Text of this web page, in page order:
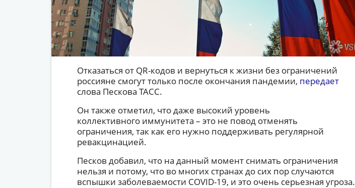
Отказаться от QR-кодов и вернуться к жизни без ограничений
россияне смогут только после окончания пандемии, передает
слова Пескова ТАСС.
Он также отметил, что даже высокий уровень
коллективного иммунитета – это не повод отменять
ограничения, так как его нужно поддерживать регулярной
ревакцинацией.
Песков добавил, что на данный момент снимать ограничения
нельзя и потому, что во многих странах до сих пор случаются
вспышки заболеваемости COVID-19, и это очень серьезная угроза.